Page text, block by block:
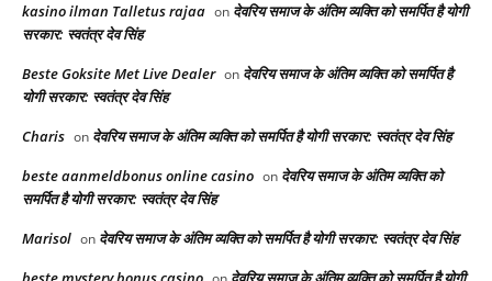
kasino ilman Talletus rajaa on देवरिय समाज के अंतिम व्यक्ति को समर्पित है योगी
सरकार: स्वतंत्र देव सिंह
Beste Goksite Met Live Dealer on देवरिय समाज के अंतिम व्यक्ति को समर्पित है
योगी सरकार: स्वतंत्र देव सिंह
Charis on देवरिय समाज के अंतिम व्यक्ति को समर्पित है योगी सरकार: स्वतंत्र देव सिंह
beste aanmeldbonus online casino on देवरिय समाज के अंतिम व्यक्ति को
समर्पित है योगी सरकार: स्वतंत्र देव सिंह
Marisol on देवरिय समाज के अंतिम व्यक्ति को समर्पित है योगी सरकार: स्वतंत्र देव सिंह